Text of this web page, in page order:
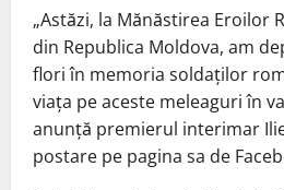
„Astăzi, la Mănăstirea Eroilor
din Republica Moldova, am
flori în memoria soldaţilor
viaţa pe aceste meleaguri în
anunţă premierul interimar
postare pe pagina sa de